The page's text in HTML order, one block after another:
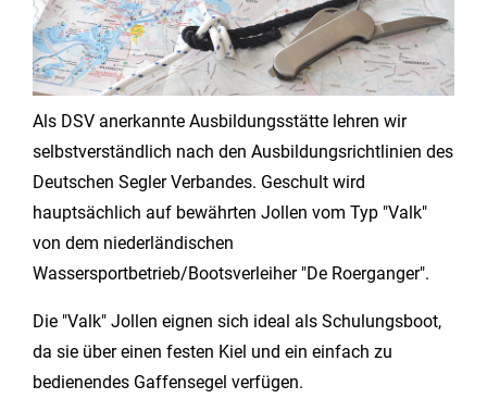
Als DSV anerkannte Ausbildungsstätte lehren wir
selbstverständlich nach den Ausbildungsrichtlinien des
Deutschen Segler Verbandes. Geschult wird
hauptsächlich auf bewährten Jollen vom Typ "Valk"
von dem niederländischen
Wassersportbetrieb/Bootsverleiher "De Roerganger".
Die "Valk" Jollen eignen sich ideal als Schulungsboot,
da sie über einen festen Kiel und ein einfach zu
bedienendes Gaffensegel verfügen.